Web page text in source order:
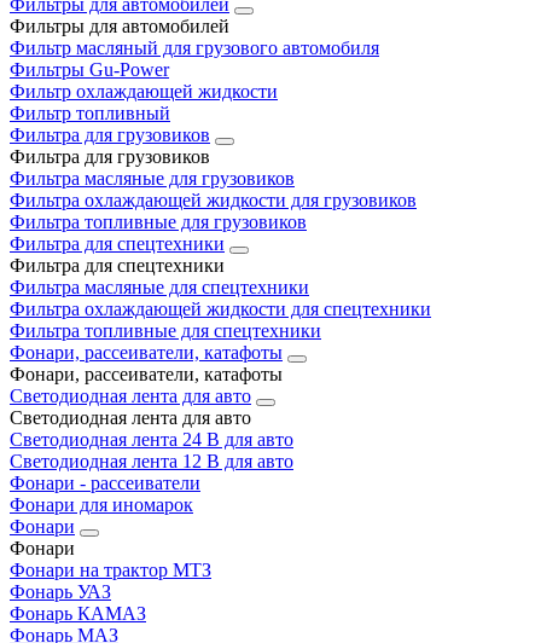
Фильтры для автомобилей
Фильтры для автомобилей
Фильтр масляный для грузового автомобиля
Фильтры Gu-Power
Фильтр охлаждающей жидкости
Фильтр топливный
Фильтра для грузовиков
Фильтра для грузовиков
Фильтра масляные для грузовиков
Фильтра охлаждающей жидкости для грузовиков
Фильтра топливные для грузовиков
Фильтра для спецтехники
Фильтра для спецтехники
Фильтра масляные для спецтехники
Фильтра охлаждающей жидкости для спецтехники
Фильтра топливные для спецтехники
Фонари, рассеиватели, катафоты
Фонари, рассеиватели, катафоты
Светодиодная лента для авто
Светодиодная лента для авто
Светодиодная лента 24 В для авто
Светодиодная лента 12 В для авто
Фонари - рассеиватели
Фонари для иномарок
Фонари
Фонари
Фонари на трактор МТЗ
Фонарь УАЗ
Фонарь КАМАЗ
Фонарь МАЗ